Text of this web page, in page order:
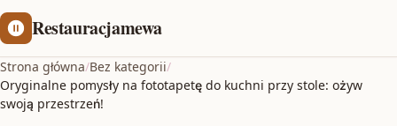
Restauracjamewa
Strona główna/Bez kategorii/
Oryginalne pomysły na fototapetę do kuchni przy stole: ożyw
swoją przestrzeń!